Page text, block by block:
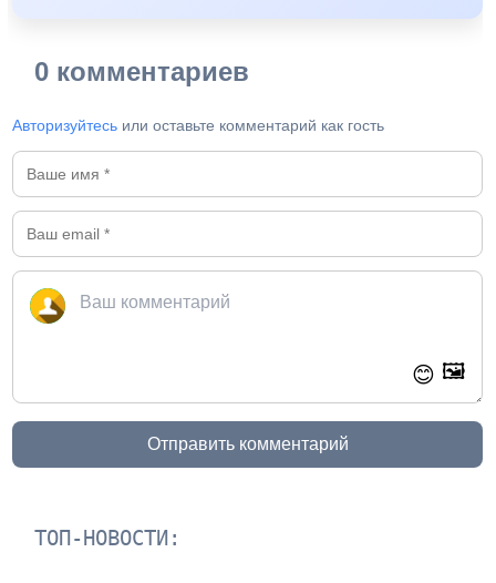
0 комментариев
Авторизуйтесь или оставьте комментарий как гость
😊 🖼️
Отправить комментарий
ТОП-НОВОСТИ: